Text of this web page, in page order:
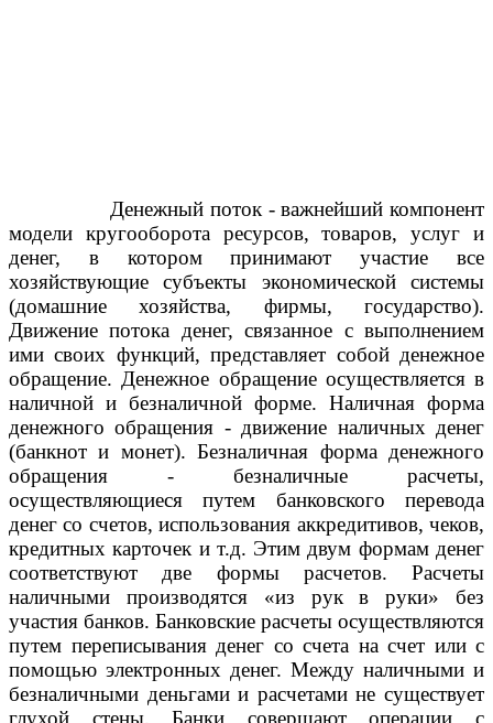
Денежный поток - важнейший компонент
модели кругооборота ресурсов, товаров, услуг и
денег, в котором принимают участие все
хозяйствующие субъекты экономической системы
(домашние хозяйства, фирмы, государство).
Движение потока денег, связанное с выполнением
ими своих функций, представляет собой денежное
обращение. Денежное обращение осуществляется в
наличной и безналичной форме. Наличная форма
денежного обращения - движение наличных денег
(банкнот и монет). Безналичная форма денежного
обращения - безналичные расчеты,
осуществляющиеся путем банковского перевода
денег со счетов, использования аккредитивов, чеков,
кредитных карточек и т.д. Этим двум формам денег
соответствуют две формы расчетов. Расчеты
наличными производятся «из рук в руки» без
участия банков. Банковские расчеты осуществляются
путем переписывания денег со счета на счет или с
помощью электронных денег. Между наличными и
безналичными деньгами и расчетами не существует
глухой стены. Банки совершают операции с